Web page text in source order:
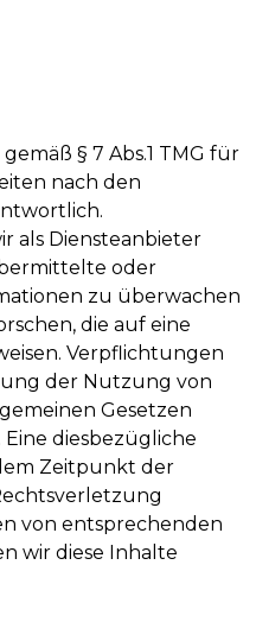
§ 7 Abs.1 TMG für
nach den
als Diensteanbieter
oder
zu überwachen
die auf eine
Verpflichtungen
der Nutzung von
Gesetzen
diesbezügliche
Zeitpunkt der
von entsprechenden
wir diese Inhalte